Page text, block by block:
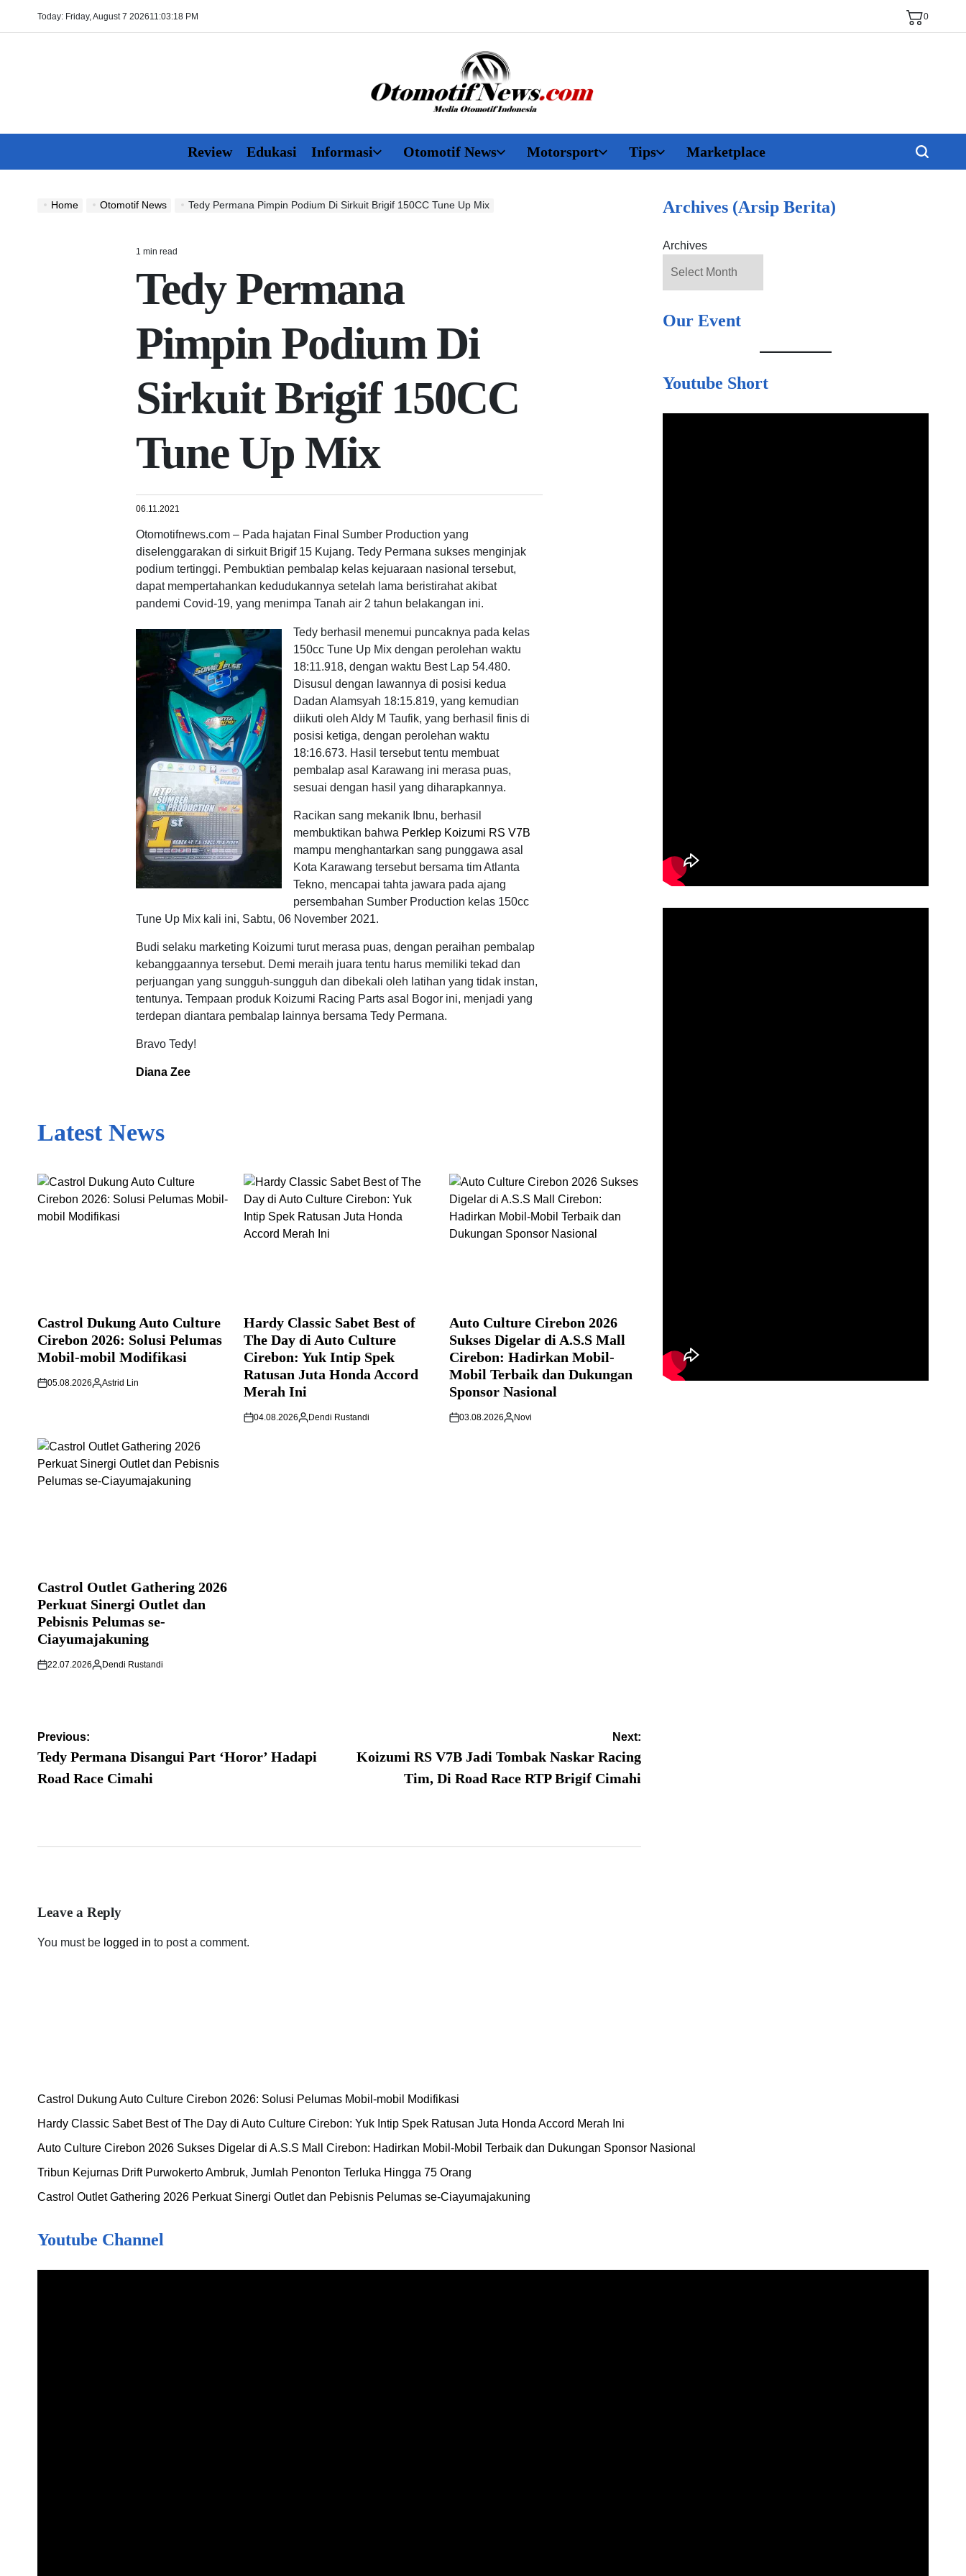
Today: Friday, August 7 202611 :03:19 PM 0
OtomotifNews.com
Review Edukasi Informasi Otomotif News Motorsport Tips Marketplace
Home Otomotif News Tedy Permana Pimpin Podium Di Sirkuit Brigif 150CC Tune Up Mix
Estimated
time
1 min read
Tedy Permana
Pimpin Podium Di
Sirkuit Brigif 150CC
Tune Up Mix
06.11.2021
Otomotifnews.com – Pada hajatan Final Sumber Production yang
diselenggarakan di sirkuit Brigif 15 Kujang. Tedy Permana sukses menginjak
podium tertinggi. Pembuktian pembalap kelas kejuaraan nasional tersebut,
dapat mempertahankan kedudukannya setelah lama beristirahat akibat
pandemi Covid-19, yang menimpa Tanah air 2 tahun belakangan ini.
Tedy berhasil menemui puncaknya pada kelas
150cc Tune Up Mix dengan perolehan waktu
18:11.918, dengan waktu Best Lap 54.480.
Disusul dengan lawannya di posisi kedua
Dadan Alamsyah 18:15.819, yang kemudian
diikuti oleh Aldy M Taufik, yang berhasil finis di
posisi ketiga, dengan perolehan waktu
18:16.673. Hasil tersebut tentu membuat
pembalap asal Karawang ini merasa puas,
sesuai dengan hasil yang diharapkannya.
Racikan sang mekanik Ibnu, berhasil
membuktikan bahwa Perklep Koizumi RS V7B
mampu menghantarkan sang punggawa asal
Kota Karawang tersebut bersama tim Atlanta
Tekno, mencapai tahta jawara pada ajang
persembahan Sumber Production kelas 150cc
Tune Up Mix kali ini, Sabtu, 06 November 2021.
Budi selaku marketing Koizumi turut merasa puas, dengan peraihan pembalap
kebanggaannya tersebut. Demi meraih juara tentu harus memiliki tekad dan
perjuangan yang sungguh-sungguh dan dibekali oleh latihan yang tidak instan,
tentunya. Tempaan produk Koizumi Racing Parts asal Bogor ini, menjadi yang
terdepan diantara pembalap lainnya bersama Tedy Permana.
Bravo Tedy!
Diana Zee
Latest News
Castrol Dukung Auto Culture
Cirebon 2026: Solusi Pelumas
Mobil-mobil Modifikasi
05.08.2026 Astrid Lin
Hardy Classic Sabet Best of
The Day di Auto Culture
Cirebon: Yuk Intip Spek
Ratusan Juta Honda Accord
Merah Ini
04.08.2026 Dendi Rustandi
Auto Culture Cirebon 2026
Sukses Digelar di A.S.S Mall
Cirebon: Hadirkan Mobil-
Mobil Terbaik dan Dukungan
Sponsor Nasional
03.08.2026 Novi
Castrol Outlet Gathering 2026
Perkuat Sinergi Outlet dan
Pebisnis Pelumas se-
Ciayumajakuning
22.07.2026 Dendi Rustandi
Post
navigation
Previous:
Tedy Permana Disangui Part ‘Horor’ Hadapi
Road Race Cimahi
Next:
Koizumi RS V7B Jadi Tombak Naskar Racing
Tim, Di Road Race RTP Brigif Cimahi
Leave a Reply
You must be logged in to post a comment.
Archives (Arsip Berita)
Archives
Our Event
Youtube Short
Castrol Dukung Auto Culture Cirebon 2026: Solusi Pelumas Mobil-mobil Modifikasi
Hardy Classic Sabet Best of The Day di Auto Culture Cirebon: Yuk Intip Spek Ratusan Juta Honda Accord Merah Ini
Auto Culture Cirebon 2026 Sukses Digelar di A.S.S Mall Cirebon: Hadirkan Mobil-Mobil Terbaik dan Dukungan Sponsor Nasional
Tribun Kejurnas Drift Purwokerto Ambruk, Jumlah Penonton Terluka Hingga 75 Orang
Castrol Outlet Gathering 2026 Perkuat Sinergi Outlet dan Pebisnis Pelumas se-Ciayumajakuning
Youtube Channel